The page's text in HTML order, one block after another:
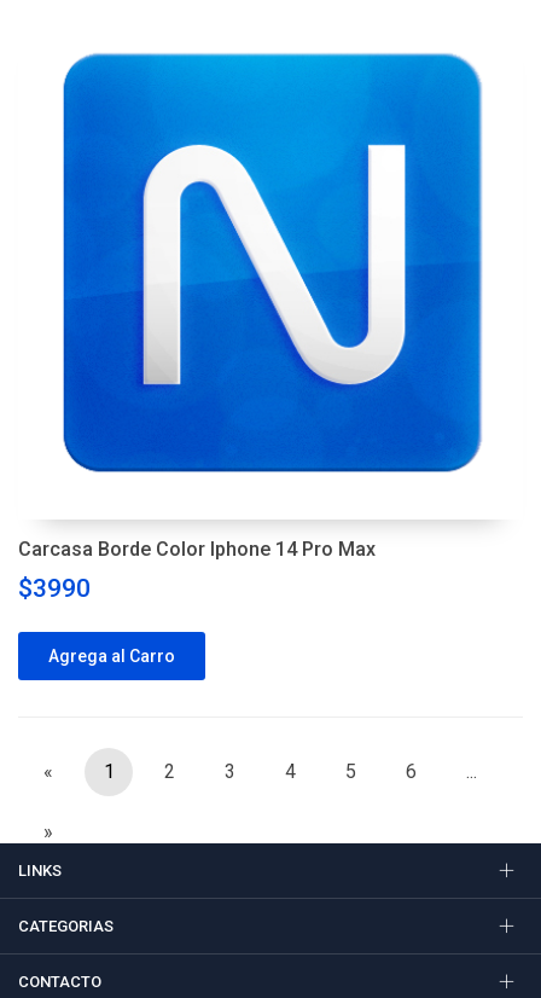
Carcasa Borde Color Iphone 14 Pro Max
$3990
Agrega al Carro
« 1 2 3 4 5 6 ...
»
LINKS
CATEGORIAS
CONTACTO